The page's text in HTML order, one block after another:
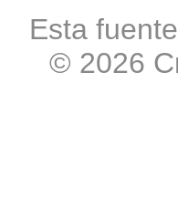
Esta
© 2026